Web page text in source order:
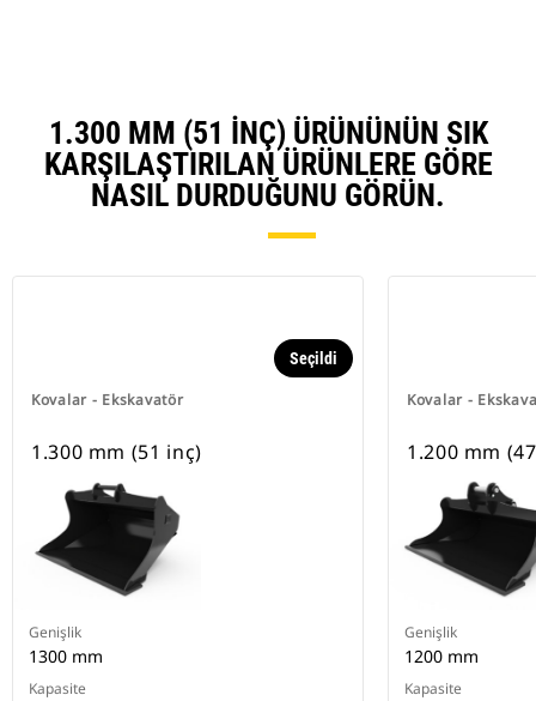
1.300 MM (51 INÇ) ÜRÜNÜNÜN SIK
KARŞILAŞTIRILAN ÜRÜNLERE GÖRE
NASIL DURDUĞUNU GÖRÜN.
Kovalar - Ekskavatör
Seçildi
1.300 mm (51 inç)
Genişlik
1300 mm
Kapasite
Kovalar -
1.200 mm
Genişlik
1200 mm
Kapasite